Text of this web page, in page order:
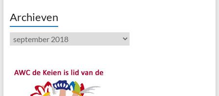
Archieven
Archieven